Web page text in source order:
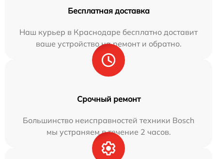
Бесплатная доставка
Наш курьер в Краснодаре бесплатно доставит
ваше устройство на ремонт и обратно.
Срочный ремонт
Большинство неисправностей техники Bosch
мы устраняем в течение 2 часов.